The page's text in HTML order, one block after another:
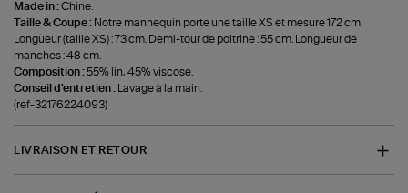
Made in :Chine.
Taille & Coupe : Notre mannequin porte une taille XS et mesure 172 cm.
Longueur (taille XS) : 73 cm. Demi-tour de poitrine : 55 cm. Longueur de
manches : 48 cm.
Composition :55% lin, 45% viscose.
Conseil d'entretien :
Lavage à la main.
(ref-32176224093)
LIVRAISON ET RETOUR